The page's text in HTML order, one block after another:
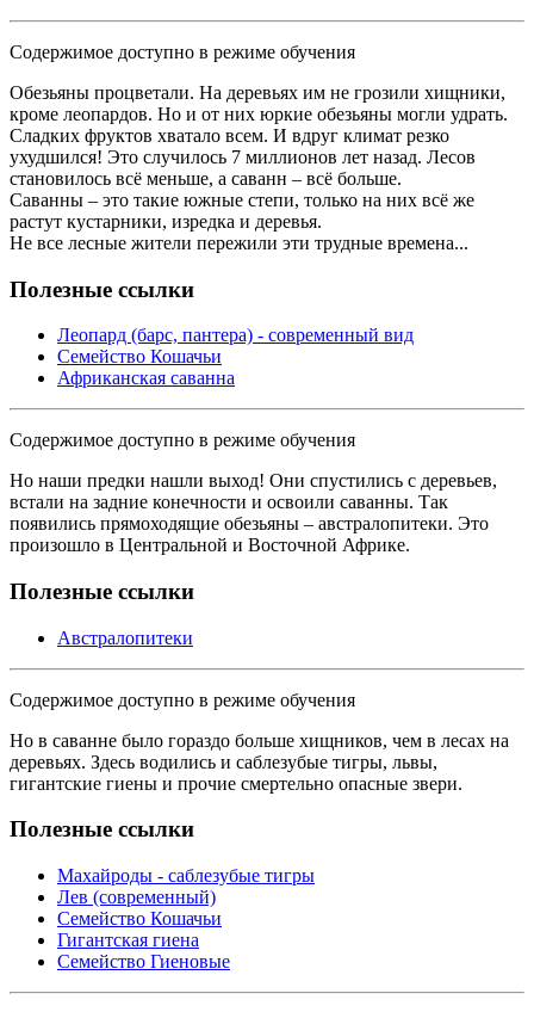
Содержимое доступно в режиме обучения
Обезьяны процветали. На деревьях им не грозили хищники,
кроме леопардов. Но и от них юркие обезьяны могли удрать.
Сладких фруктов хватало всем. И вдруг климат резко
ухудшился! Это случилось 7 миллионов лет назад. Лесов
становилось всё меньше, а саванн – всё больше.
Саванны – это такие южные степи, только на них всё же
растут кустарники, изредка и деревья.
Не все лесные жители пережили эти трудные времена...
Полезные ссылки
Леопард (барс, пантера) - современный вид
Семейство Кошачьи
Африканская саванна
Содержимое доступно в режиме обучения
Но наши предки нашли выход! Они спустились с деревьев,
встали на задние конечности и освоили саванны. Так
появились прямоходящие обезьяны – австралопитеки. Это
произошло в Центральной и Восточной Африке.
Полезные ссылки
Австралопитеки
Содержимое доступно в режиме обучения
Но в саванне было гораздо больше хищников, чем в лесах на
деревьях. Здесь водились и саблезубые тигры, львы,
гигантские гиены и прочие смертельно опасные звери.
Полезные ссылки
Махайроды - саблезубые тигры
Лев (современный)
Семейство Кошачьи
Гигантская гиена
Семейство Гиеновые